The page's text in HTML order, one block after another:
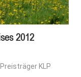
2012
Preisträger KLP